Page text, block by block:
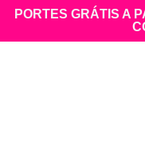
PORTES GRÁTIS A